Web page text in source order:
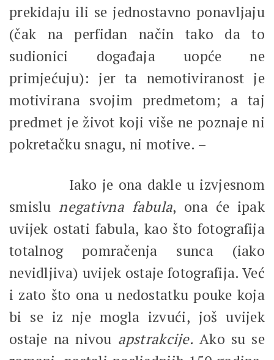
prekidaju ili se jednostavno ponavljaju
(čak na perfidan način tako da to
sudionici događaja uopće ne
primjećuju): jer ta nemotiviranost je
motivirana svojim predmetom; a taj
predmet je život koji više ne poznaje ni
pokretačku snagu, ni motive. –
Iako je ona dakle u izvjesnom
smislunegativna fabula, ona će ipak
uvijek ostati fabula, kao što fotografija
totalnog pomračenja sunca (iako
nevidljiva) uvijek ostaje fotografija. Već
i zato što ona u nedostatku pouke koja
bi se iz nje mogla izvući, još uvijek
ostaje na nivou apstrakcije. Ako su se